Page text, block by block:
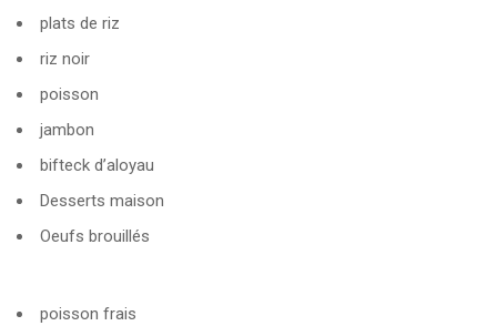
plats de riz
riz noir
poisson
jambon
bifteck d’aloyau
Desserts maison
Oeufs brouillés
poisson frais